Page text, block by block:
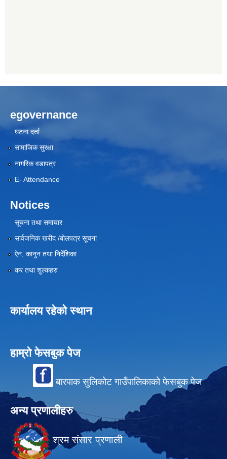
egovernance
घटना दर्ता
सामाजिक सुरक्षा
नागरिक वडापत्र
E- Attendance
Notices
सूचना तथा समाचार
सार्वजनिक खरीद /बोलपत्र सूचना
ऐन, कानुन तथा निर्देशिका
कर तथा शुल्कहरु
कार्यालय रहेको स्थान
हाम्रो फेसबुक पेज
बारपाक सुलिकोट गाउँपालिकाको फेसबुक पेज
अन्य प्रणालीहरु
श्रम संसार प्रणाली